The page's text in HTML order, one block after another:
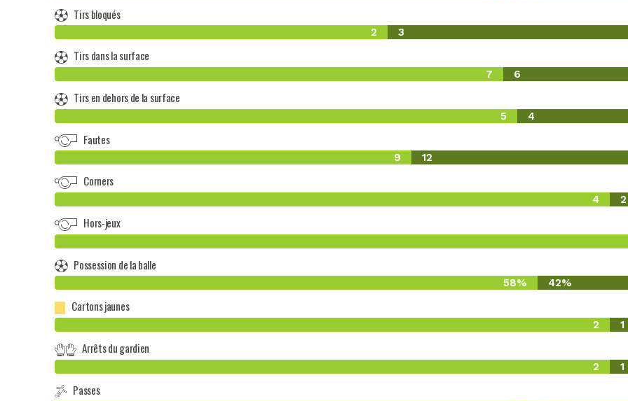
Tirs bloqués
2 3
Tirs dans la surface
7 6
Tirs en dehors de la surface
5 4
Fautes
9 12
Corners
4 2
Hors-jeux
Possession de la balle
58% 42%
Cartons jaunes
2 1
Arrêts du gardien
2 1
Passes